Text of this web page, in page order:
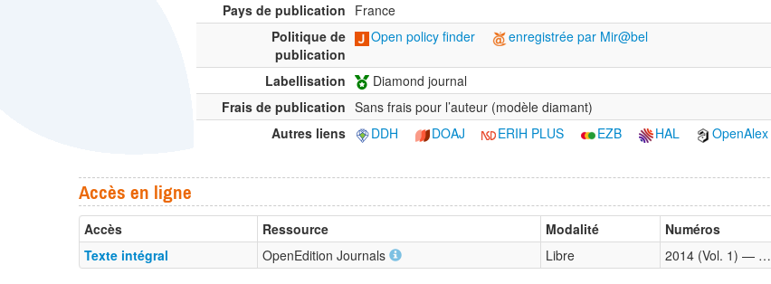
Pays de publication France
Politique de
publication
Open policy finder enregistrée par Mir@bel
Labellisation
Diamond journal
Frais de publication Sans frais pour l’auteur (modèle diamant)
Autres liens
DDH DOAJ ERIH PLUS EZB HAL OpenAlex
Accès en ligne
Accès Ressource Modalité Numéros
Texte intégral
OpenEdition Journals Libre 2014 (Vol. 1) — …